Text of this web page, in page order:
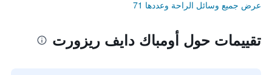
عرض جميع وسائل الراحة وعددها 71
تقييمات حول أومباك دايف ريزورت